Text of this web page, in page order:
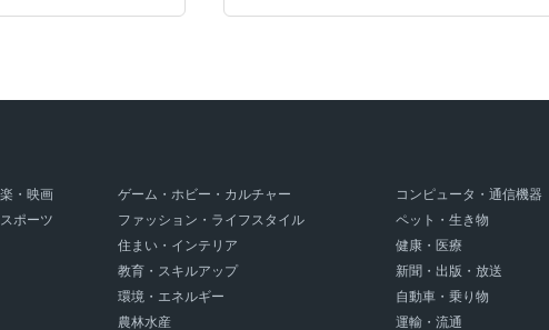
カブトムシ
カブト・クワガタ
横浜 鹿児島
・映画 ゲーム・ホビー・カルチャー コンピュータ・通信機器
ポーツ
ファッション・ライフスタイル ペット・生き物
住まい・インテリア 健康・医療
教育・スキルアップ 新聞・出版・放送
環境・エネルギー 自動車・乗り物
農林水産 運輸・流通